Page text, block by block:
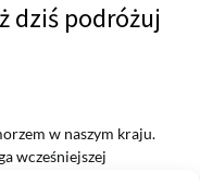
dziś podróżuj
w naszym kraju.
wcześniejszej